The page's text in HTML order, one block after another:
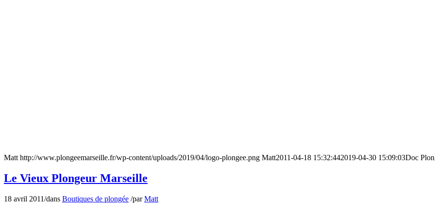
Matt http://www.plongeemarseille.fr/wp-content/uploads/2019/04/logo-plongee.png Matt2011-04-18 15:32:442019-04-30 15:09:03Doc
Le Vieux Plongeur Marseille
18 avril 2011/dans Boutiques de plongée /parMatt